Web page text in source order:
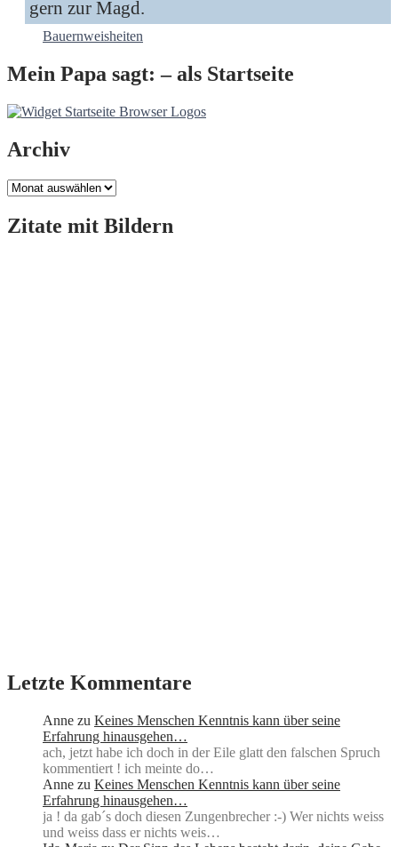
gern zur Magd.
Bauernweisheiten
Mein Papa sagt: – als Startseite
Archiv
Archiv
Zitate mit Bildern
Letzte Kommentare
Anne zu Keines Menschen Kenntnis kann über seine
Erfahrung hinausgehen…
ach, jetzt habe ich doch in der Eile glatt den falschen Spruch
kommentiert ! ich meinte do…
Anne zu Keines Menschen Kenntnis kann über seine
Erfahrung hinausgehen…
ja ! da gab´s doch diesen Zungenbrecher :-) Wer nichts weiss
und weiss dass er nichts weis…